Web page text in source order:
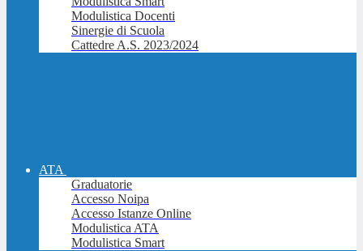
Modulistica Docenti
Sinergie di Scuola
Cattedre A.S. 2023/2024
ATA
Graduatorie
Accesso Noipa
Accesso Istanze Online
Modulistica ATA
Modulistica Smart